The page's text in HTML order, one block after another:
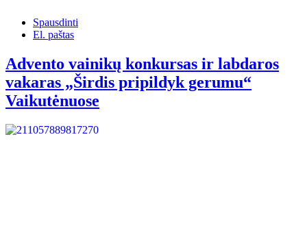
Spausdinti
El. paštas
Advento vainikų konkursas ir labdaros
vakaras „Širdis pripildyk gerumu“
Vaikutėnuose